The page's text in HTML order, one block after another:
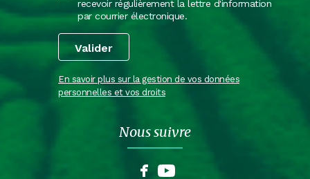
recevoir régulièrement la lettre d'information
par courrier électronique.
En savoir plus sur la gestion de vos données
personnelles et vos droits
Nous suivre